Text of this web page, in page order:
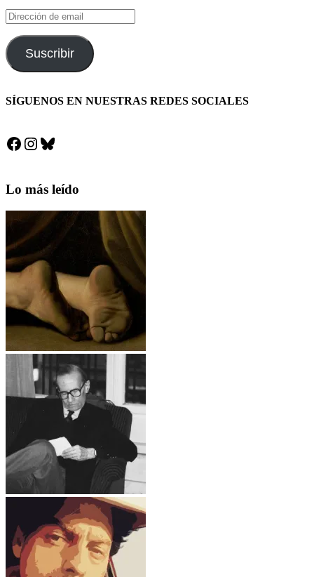
Dirección
de
email
Suscribir
SÍGUENOS EN NUESTRAS REDES SOCIALES
Facebook
Instagram
Bluesky
Lo más leído